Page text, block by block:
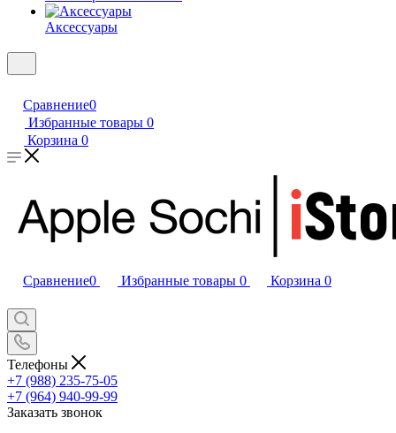
Аксессуары
Сравнение0
Избранные товары 0
Корзина 0
Сравнение0 Избранные товары 0 Корзина 0
Телефоны
+7 (988) 235-75-05
+7 (964) 940-99-99
Заказать звонок